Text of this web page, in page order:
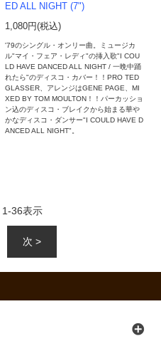
ED ALL NIGHT (7")
1,080円(税込)
'79のシングル・オンリー曲。ミュージカ
ル"マイ・フェア・レディ"の挿入歌"I COU
LD HAVE DANCED ALL NIGHT / 一晩中踊
れたら"のディスコ・カバー！！PRO TED
GLASSER、アレンジはGENE PAGE、MI
XED BY TOM MOULTON！！パーカッショ
ン込のディスコ・ブレイクから始まる華や
かなディスコ・ダンサー"I COULD HAVE D
ANCED ALL NIGHT"。
1-36表示
次 >